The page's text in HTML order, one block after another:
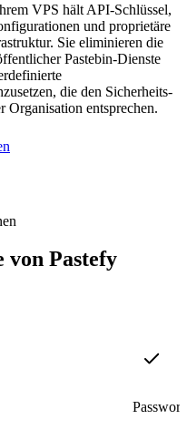
VPS hält API-Schlüssel,
und proprietäre
Sie eliminieren die
Pastebin-Dienste
die den Sicherheits-
entsprechen.
Pastefy